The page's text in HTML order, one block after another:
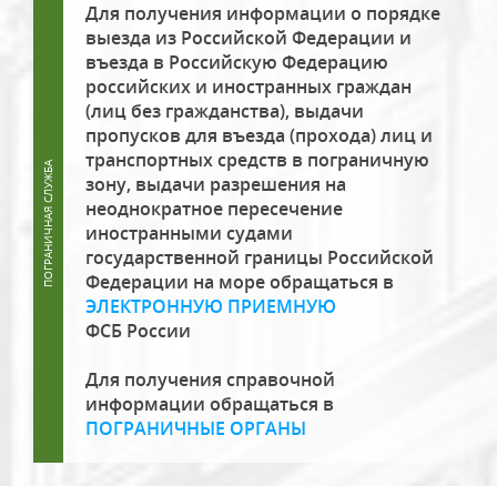
Для получения информации о порядке
выезда из Российской Федерации и
въезда в Российскую Федерацию
российских и иностранных граждан
(лиц без гражданства), выдачи
пропусков для въезда (прохода) лиц и
транспортных средств в пограничную
зону, выдачи разрешения на
неоднократное пересечение
иностранными судами
государственной границы Российской
Федерации на море обращаться в
ЭЛЕКТРОННУЮ ПРИЕМНУЮ
ФСБ России
Для получения справочной
информации обращаться в
ПОГРАНИЧНЫЕ ОРГАНЫ